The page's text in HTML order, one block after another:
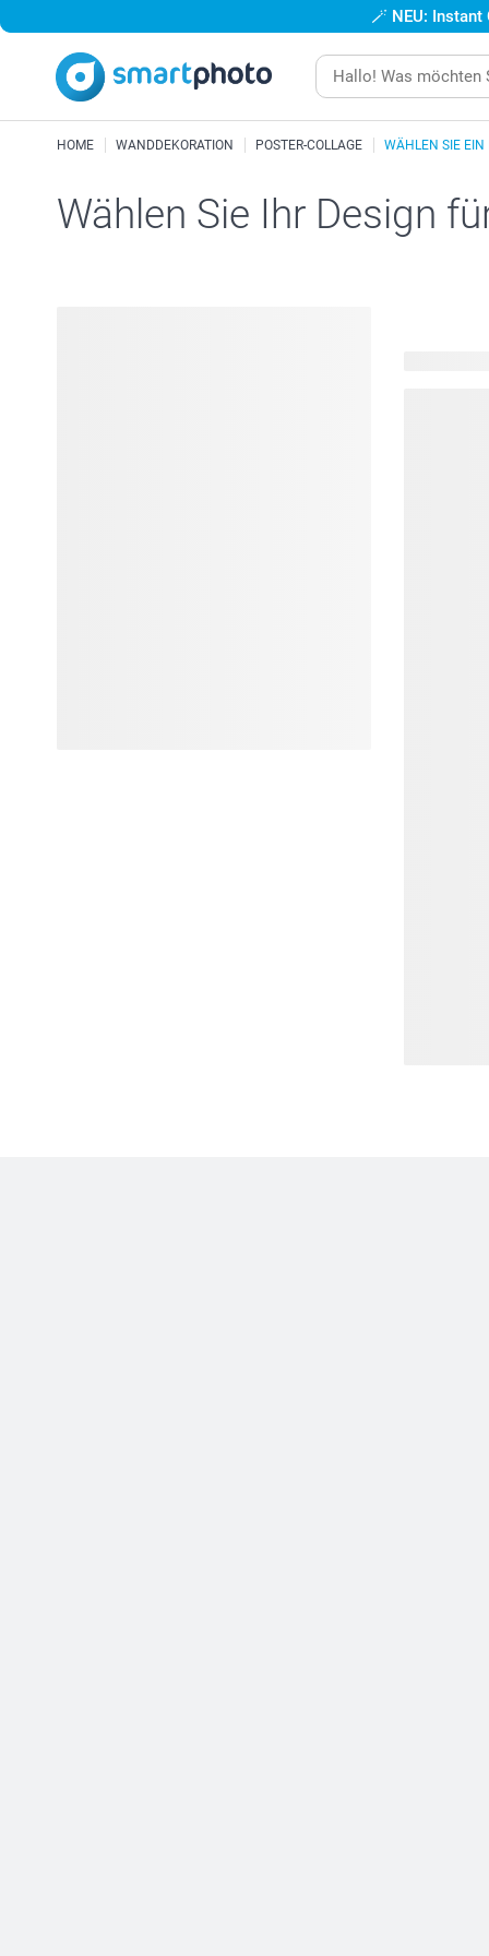
🪄 NEU:
HOME WANDDEKORATION POSTER-COLLAGE WÄHLEN SIE EIN
Wählen Sie Ihr Design